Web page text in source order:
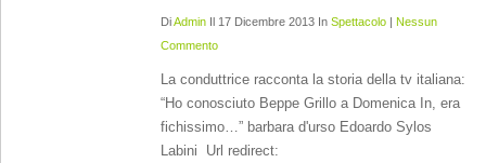
DiAdminIl 17 Dicembre 2013 In Spettacolo| Nessun
Commento
La conduttrice racconta la storia della tv italiana:
“Ho conosciuto Beppe Grillo a Domenica In, era
fichissimo…” barbara d'urso Edoardo Sylos
Labini Url redirect: